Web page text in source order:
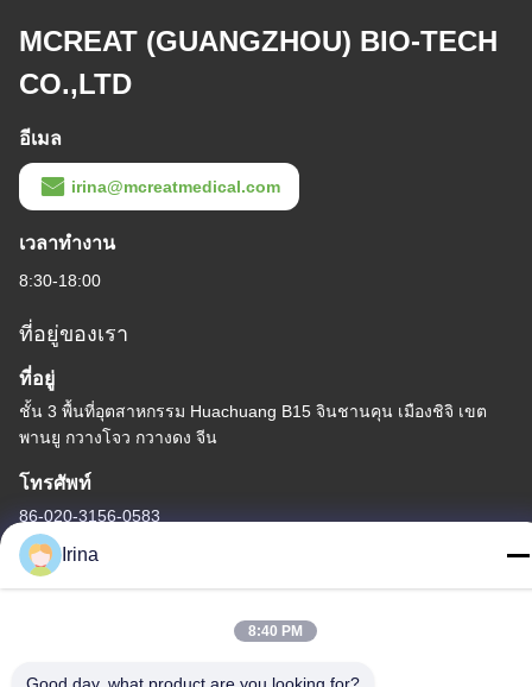
MCREAT (GUANGZHOU) BIO-TECH
CO.,LTD
อีเมล
irina@mcreatmedical.com
เวลาทํางาน
8:30-18:00
ที่อยู่ของเรา
ที่อยู่
ชั้น 3 พื้นที่อุตสาหกรรม Huachuang B15 จินชานคุน เมืองชิจิ เขต
พานยู กวางโจว กวางดง จีน
โทรศัพท์
86-020-3156-0583
Irina
8:40 PM